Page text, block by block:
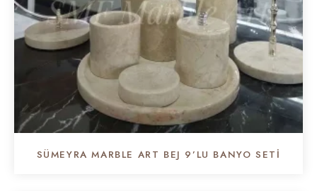
SÜMEYRA MARBLE ART BEJ 9’LU BANYO SETI